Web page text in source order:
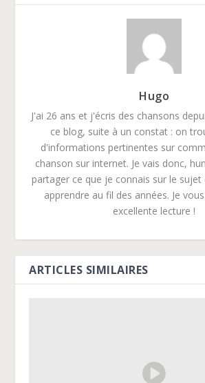
Hugo
J'ai 26 ans et j'écris des chansons
ce blog, suite à un constat : on
d'informations pertinentes sur
chanson sur internet. Je vais donc,
partager ce que je connais sur le sujet
apprendre au fil des années. Je
excellente lecture !
ARTICLES SIMILAIRES